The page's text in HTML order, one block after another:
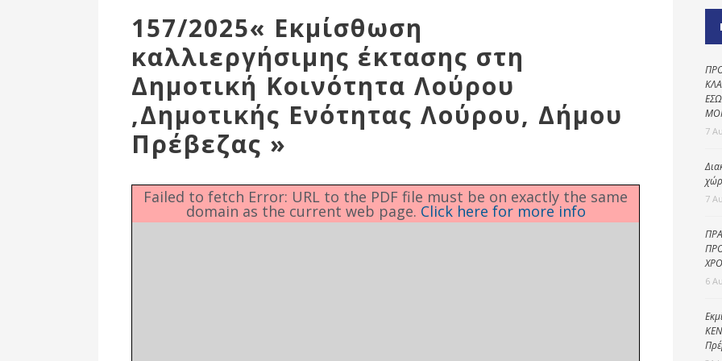
Δημοτικές
Ενότητες
Παιδικοί σταθμοί
157/2025« Εκμίσθωση
καλλιεργήσιμης έκτασης στη
Δημοτική Κοινότητα Λούρου
,Δημοτικής Ενότητας Λούρου, Δήμου
Πρέβεζας »
Failed to fetch Error: URL to the PDF file must be on exactly the same
domain as the current web page. Click here for more info
7
7
6